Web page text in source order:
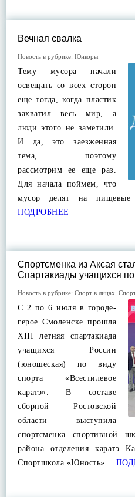
Вечная свалка
Новость в рубрике: Юнкоры
Тему мусора начали
освещать со всех сторон
еще тогда, когда пластик
захватил весь мир, а
люди этого не заметили.
И да, это заезженная
тема, поэтому
рассмотрим ее еще раз.
Для начала поймем, что
мусор делят на пищевые
ПОДРОБНЕЕ
Спортсменка из Аксая
Спартакиады учащихся
Новость в рубрике: Спорт в лицах
С 2 по 6 июля в городе-
герое Смоленске прошла
XIII летняя спартакиада
учащихся России
(юношеская) по виду
спорта «Всестилевое
каратэ». В составе
сборной Ростовской
области выступила
спортсменка спортивной
района отделения
Спортшкола «Юность»…